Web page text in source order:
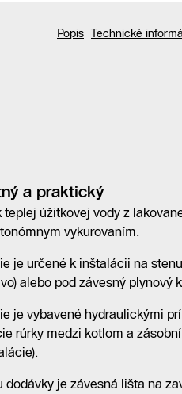
Popis Technické
a praktický
teplej úžitkovej vody z
vykurovaním.
je určené k inštalácii na
alebo pod závesný plynový
je vybavené hydraulickými
rúrky medzi kotlom a
dodávky je závesná lišta na